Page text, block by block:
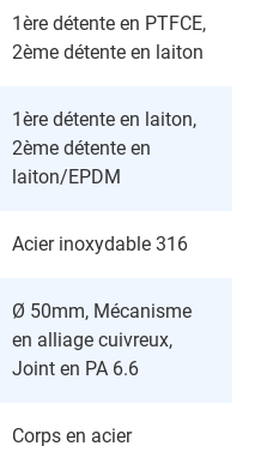
1ère détente en PTFCE,
2ème détente en laiton
1ère détente en laiton,
2ème détente en
laiton/EPDM
Acier inoxydable 316
Ø 50mm, Mécanisme
en alliage cuivreux,
Joint en PA 6.6
Corps en acier